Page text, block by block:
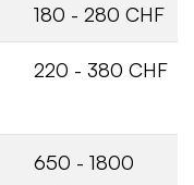
180 - 280 CHF
220 - 380 CHF
650 - 1800